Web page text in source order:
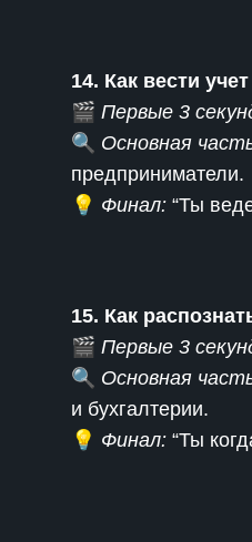
14. Как вести
🎬 Первые 3
🔍 Основная
предприниматели.
💡 Финал: “Ты
15. Как
🎬 Первые 3
🔍 Основная
и бухгалтерии.
💡 Финал: “Ты